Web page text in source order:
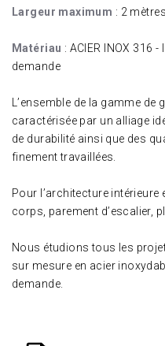
Largeur maximum : 2 mètres
Matériau : ACIER INOX 316
demande
L’ensemble de la gamme
caractérisée par un alliage
de durabilité ainsi que des
finement travaillées.
Pour l’architecture intérieure
corps, parement d’escalier,
Nous étudions tous les
sur mesure en acier
demande.